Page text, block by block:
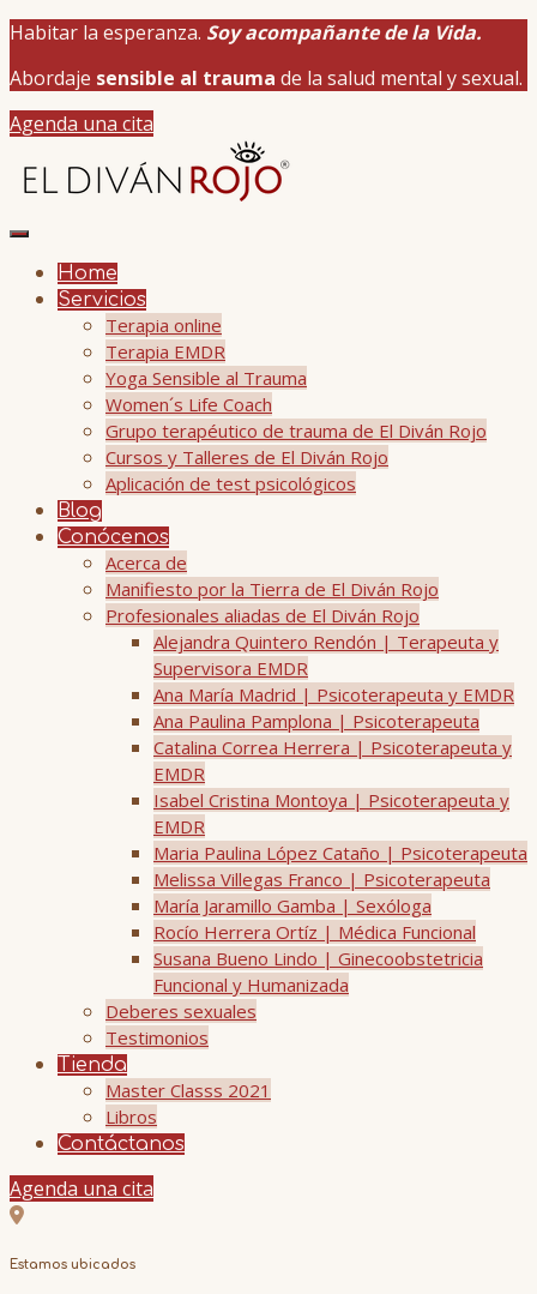
Habitar la esperanza. Soy acompañante de la Vida.
Abordaje sensible al trauma de la salud mental y sexual.
Agenda una cita
Home
Servicios
Terapia online
Terapia EMDR
Yoga Sensible al Trauma
Women´s Life Coach
Grupo terapéutico de trauma de El Diván Rojo
Cursos y Talleres de El Diván Rojo
Aplicación de test psicológicos
Blog
Conócenos
Acerca de
Manifiesto por la Tierra de El Diván Rojo
Profesionales aliadas de El Diván Rojo
Alejandra Quintero Rendón | Terapeuta y
Supervisora EMDR
Ana María Madrid | Psicoterapeuta y EMDR
Ana Paulina Pamplona | Psicoterapeuta
Catalina Correa Herrera | Psicoterapeuta y
EMDR
Isabel Cristina Montoya | Psicoterapeuta y
EMDR
Maria Paulina López Cataño | Psicoterapeuta
Melissa Villegas Franco | Psicoterapeuta
María Jaramillo Gamba | Sexóloga
Rocío Herrera Ortíz | Médica Funcional
Susana Bueno Lindo | Ginecoobstetricia
Funcional y Humanizada
Deberes sexuales
Testimonios
Tienda
Master Classs 2021
Libros
Contáctanos
Agenda una cita
Estamos ubicados